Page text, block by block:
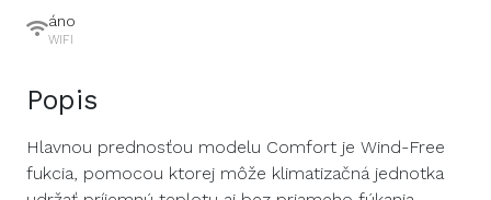
áno
WIFI
Popis
Hlavnou prednosťou modelu Comfort je Wind-Free
fukcia, pomocou ktorej môže klimatizačná jednotka